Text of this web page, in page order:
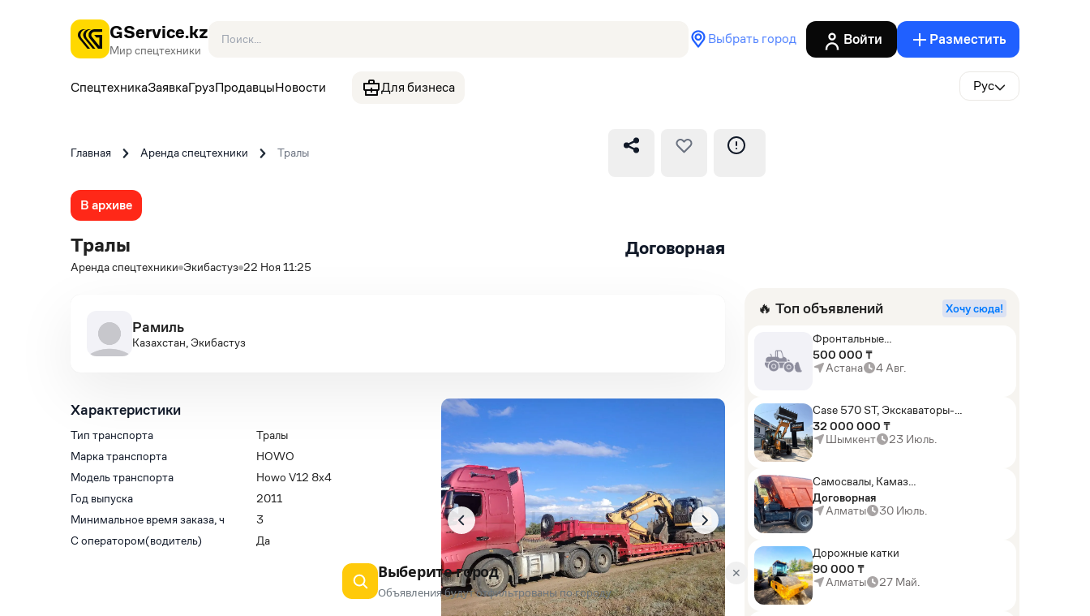
GService.kz
Мир спецтехники
Выбрать город Войти Разместить
СпецтехникаЗаявкаГрузПродавцыНовости Для бизнеса Рус
Главная Аренда спецтехники Тралы
В архиве
Тралы
Аренда спецтехники Экибастуз 22 Ноя 11:25
Договорная
Рамиль
Казахстан, Экибастуз
Характеристики
Тип транспорта
Тралы
Марка транспорта
HOWO
Модель транспорта
Howo V12 8х4
Год выпуска
2011
Минимальное время заказа, ч
3
С оператором(водитель)
Да
🔥 Топ объявлений Хочу сюда!
Фронтальные
погрузчики,Экскаваторы-
погрузчики,Мини-
погрузчики,Горные
500 000 ₸
Астана
4 Авг.
Case 570 ST, Экскаваторы-
погрузчики
32 000 000 ₸
Шымкент
23 Июль.
Самосвалы, Камаз
АГП-29РТ (шасси
KАМАЗ-43114 6x6)
Договорная
Алматы
30 Июль.
Дорожные катки
90 000 ₸
Алматы
27 Май.
✕
Выберите город
Объявления будут отфильтрованы по городу